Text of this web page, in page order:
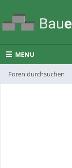
MENU
Foren durchsuchen